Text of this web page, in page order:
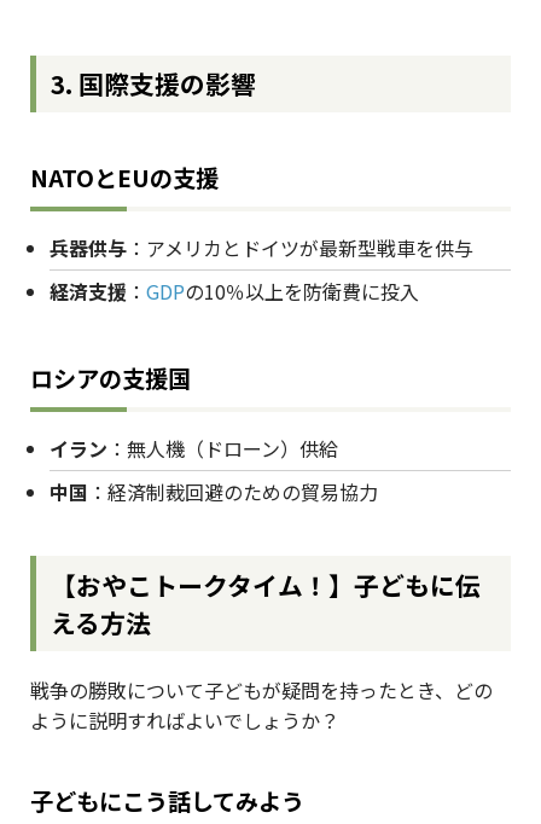
3. 国際支援の影響
NATOとEUの支援
兵器供与 ：アメリカとドイツが最新型戦車を供与
経済支援 ： GDPの10％以上を防衛費に投入
ロシアの支援国
イラン ：無人機（ドローン）供給
中国 ：経済制裁回避のための貿易協力
【おやこトークタイム！】子どもに伝
える方法
戦争の勝敗について子どもが疑問を持ったとき、どの
ように説明すればよいでしょうか？
子どもにこう話してみよう